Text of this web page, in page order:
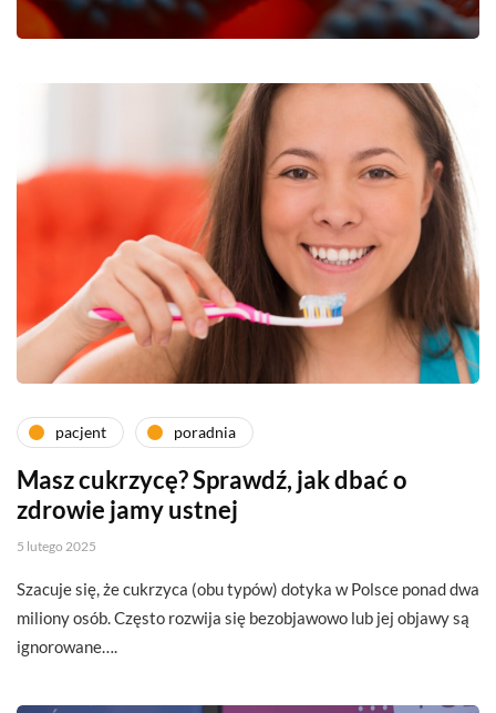
pacjent poradnia
Masz cukrzycę? Sprawdź, jak dbać o
zdrowie jamy ustnej
5 lutego 2025
Szacuje się, że cukrzyca (obu typów) dotyka w Polsce ponad dwa
miliony osób. Często rozwija się bezobjawowo lub jej objawy są
ignorowane….